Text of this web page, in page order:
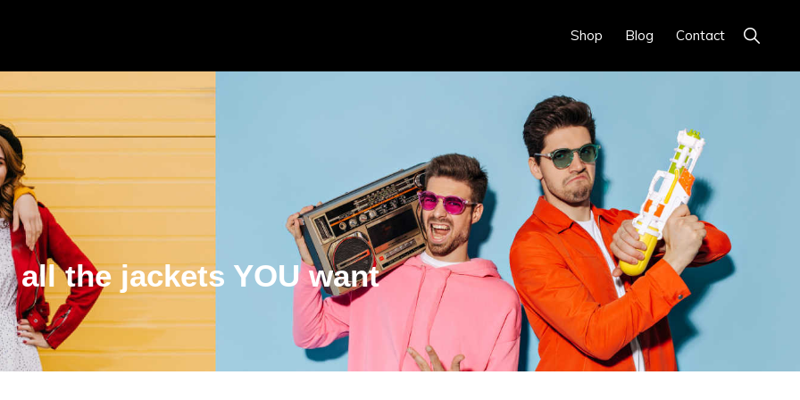
Shop Blog Contact Show
Search
all the jackets YOU want